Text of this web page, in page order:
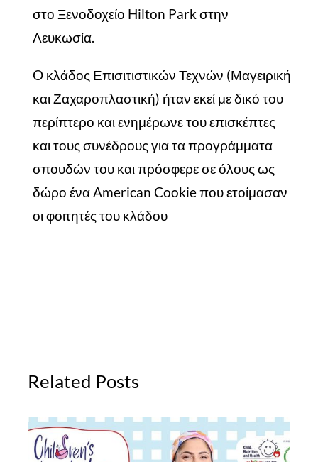
στο Ξενοδοχείο Hilton Park στην
Λευκωσία.
O κλάδος Επισιτιστικών Τεχνών (Μαγειρική
και Ζαχαροπλαστική) ήταν εκεί με δικό του
περίπτερο και ενημέρωνε του επισκέπτες
και τους συνέδρους για τα προγράμματα
σπουδών του και πρόσφερε σε όλους ως
δώρο ένα American Cookie που ετοίμασαν
οι φοιτητές του κλάδου
Related Posts